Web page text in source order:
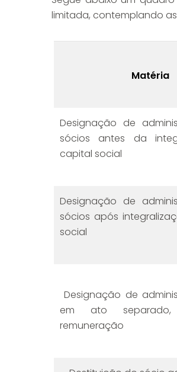
limitada, contemplando as
Matéria
Designação de
sócios antes da
capital social
Designação de
sócios após
social
Designação de
em ato
remuneração